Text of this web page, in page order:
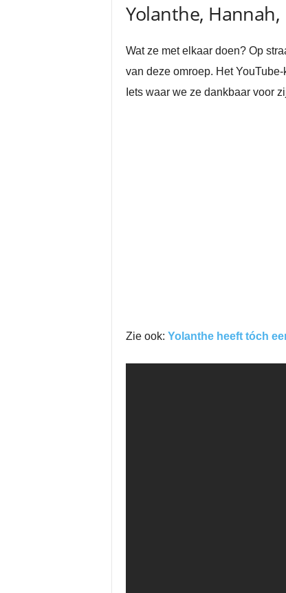
Yolanthe,
Wat ze met elkaar doen? Op
van deze omroep. Het
Iets waar we ze dankbaar voor
Zie ook: Yolanthe heeft tóch